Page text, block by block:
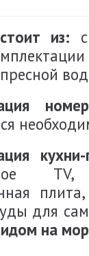
из:
кухни-
TV,
для
на